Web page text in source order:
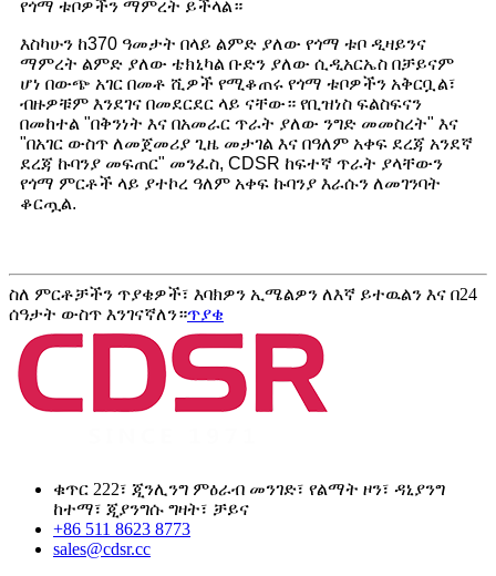
የጎማ ቱቦዎችን ማምረት ይችላል።
እስካሁን ከ370 ዓመታት በላይ ልምድ ያለው የጎማ ቱቦ ዲዛይንና
ማምረት ልምድ ያለው ቴክኒካል ቡድን ያለው ሲዲአርኤስ በቻይናም
ሆነ በውጭ አገር በመቶ ሺዎች የሚቆጠሩ የጎማ ቱቦዎችን አቅርቧል፣
ብዙዎቹም እንደገና በመደርደር ላይ ናቸው። የቢዝነስ ፍልስፍናን
በመከተል "በቅንነት እና በአመራር ጥራት ያለው ንግድ መመስረት" እና
"በአገር ውስጥ ለመጀመሪያ ጊዜ መታገል እና በዓለም አቀፍ ደረጃ አንደኛ
ደረጃ ኩባንያ መፍጠር" መንፈስ, CDSR ከፍተኛ ጥራት ያላቸውን
የጎማ ምርቶች ላይ ያተኮረ ዓለም አቀፍ ኩባንያ እራሱን ለመገንባት
ቆርጧል.
ስለ ምርቶቻችን ጥያቄዎች፣ እባክዎን ኢሜልዎን ለእኛ ይተዉልን እና በ24
ሰዓታት ውስጥ እንገናኛለን።ጥያቄ
ቁጥር 222፣ ጂንሊንግ ምዕራብ መንገድ፣ የልማት ዞን፣ ዳኒያንግ
ከተማ፣ ጂያንግሱ ግዛት፣ ቻይና
+86 511 8623 8773
sales@cdsr.cc